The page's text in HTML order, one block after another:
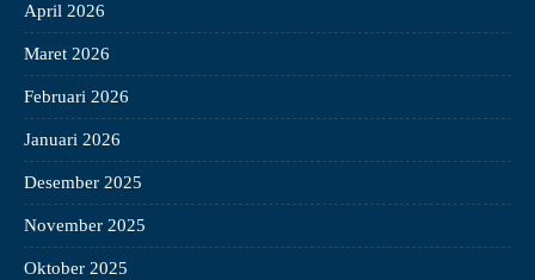
April 2026
Maret 2026
Februari 2026
Januari 2026
Desember 2025
November 2025
Oktober 2025